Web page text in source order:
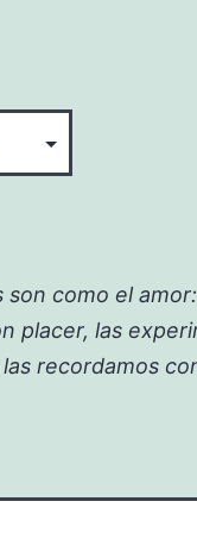
son como el
placer, las
recordamos